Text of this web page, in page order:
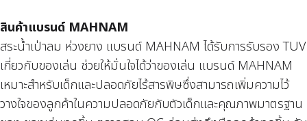
สินค้าแบรนด์ MAHNAM
สระน้ำเป่าลม ห่วงยาง แบรนด์ MAHNAM ได้รับการรับรอง TUV
เกี่ยวกับของเล่น ช่วยให้มั่นใจได้ว่าของเล่น แบรนด์ MAHNAM
เหมาะสำหรับเด็กและปลอดภัยไร้สารพิษซึ่งสามารถเพิ่มความไว้
วางใจของลูกค้าในความปลอดภัยกับตัวเด็กและคุณภาพมาตรฐาน